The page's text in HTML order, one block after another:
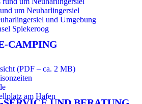
um Neuharlingersiel
und Umgebung
Spiekeroog
CAMPING
(PDF – ca. 2 MB)
am Hafen